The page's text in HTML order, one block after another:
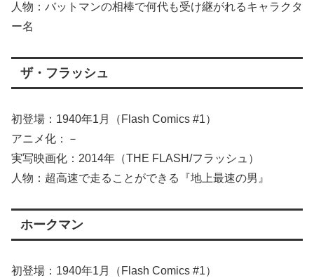
人物：バットマンの相棒で何代も受け継がれるキャラクタ
ー名
ザ・フラッシュ
初登場：1940年1月（Flash Comics #1）
アニメ化：－
実写映画化：2014年（THE FLASH/フラッシュ）
人物：超高速で走ることができる『地上最速の男』
ホークマン
初登場：1940年1月（Flash Comics #1）